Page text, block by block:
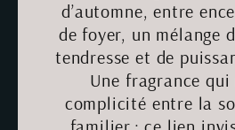
d’automne, entre
de foyer, un mélange
tendresse et de
Une fragrance
complicité entre la